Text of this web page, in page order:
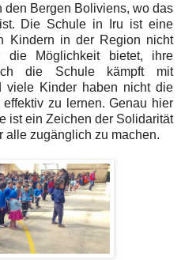
den Bergen Boliviens, wo das
Die Schule in Iru ist eine
Kindern in der Region nicht
die Möglichkeit bietet, ihre
die Schule kämpft mit
viele Kinder haben nicht die
zu lernen. Genau hier
ist ein Zeichen der Solidarität
alle zugänglich zu machen.